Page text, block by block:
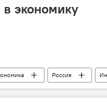
в экономику
Россия
ЦБА